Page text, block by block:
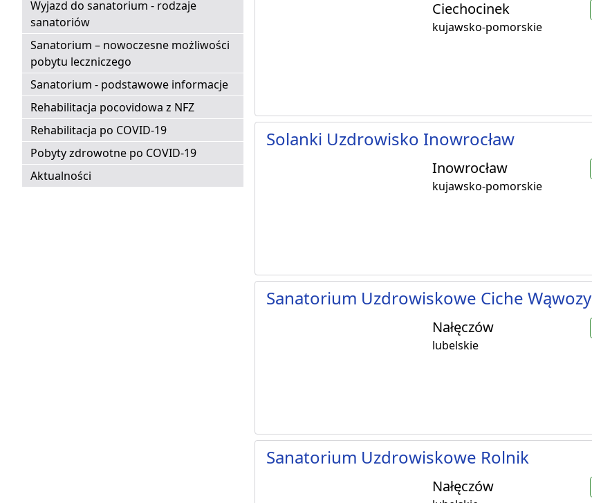
Wyjazd do sanatorium - rodzaje
sanatoriów
Sanatorium – nowoczesne możliwości
pobytu leczniczego
Sanatorium - podstawowe informacje
Rehabilitacja pocovidowa z NFZ
Rehabilitacja po COVID-19
Pobyty zdrowotne po COVID-19
Aktualności
Ciechocinek
kujawsko-pomorskie
Solanki Uzdrowisko Inowrocław
Inowrocław
kujawsko-pomorskie
Sanatorium Uzdrowiskowe Ciche Wąwozy
Nałęczów
lubelskie
Sanatorium Uzdrowiskowe Rolnik
Nałęczów